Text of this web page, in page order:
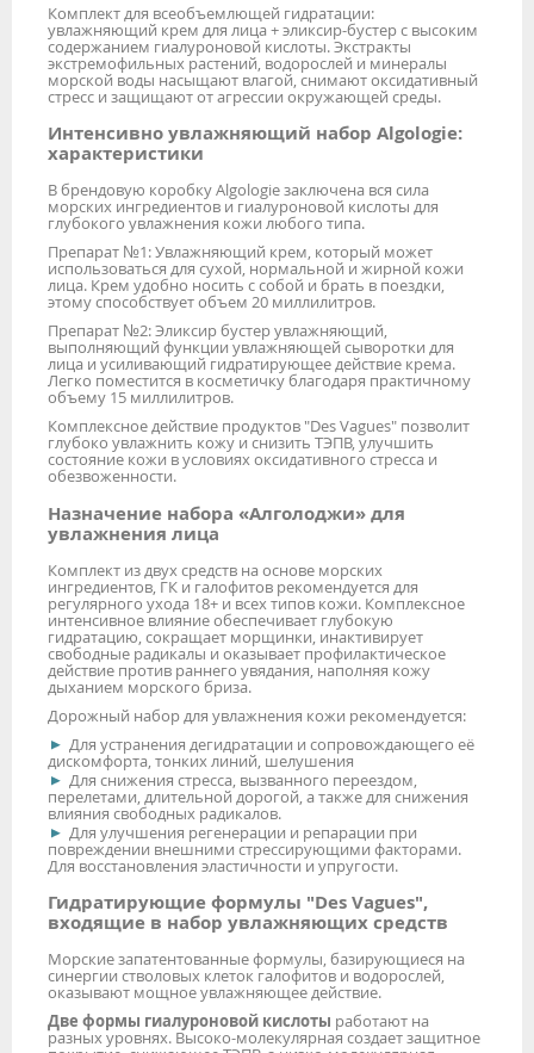
Комплект для всеобъемлющей гидратации:
увлажняющий крем для лица + эликсир-бустер с высоким
содержанием гиалуроновой кислоты. Экстракты
экстремофильных растений, водорослей и минералы
морской воды насыщают влагой, снимают оксидативный
стресс и защищают от агрессии окружающей среды.
Интенсивно увлажняющий набор Algologie:
характеристики
В брендовую коробку Algologie заключена вся сила
морских ингредиентов и гиалуроновой кислоты для
глубокого увлажнения кожи любого типа.
Препарат №1: Увлажняющий крем, который может
использоваться для сухой, нормальной и жирной кожи
лица. Крем удобно носить с собой и брать в поездки,
этому способствует объем 20 миллилитров.
Препарат №2: Эликсир бустер увлажняющий,
выполняющий функции увлажняющей сыворотки для
лица и усиливающий гидратирующее действие крема.
Легко поместится в косметичку благодаря практичному
объему 15 миллилитров.
Комплексное действие продуктов "Des Vagues" позволит
глубоко увлажнить кожу и снизить ТЭПВ, улучшить
состояние кожи в условиях оксидативного стресса и
обезвоженности.
Назначение набора «Алголоджи» для
увлажнения лица
Комплект из двух средств на основе морских
ингредиентов, ГК и галофитов рекомендуется для
регулярного ухода 18+ и всех типов кожи. Комплексное
интенсивное влияние обеспечивает глубокую
гидратацию, сокращает морщинки, инактивирует
свободные радикалы и оказывает профилактическое
действие против раннего увядания, наполняя кожу
дыханием морского бриза.
Дорожный набор для увлажнения кожи рекомендуется:
Для устранения дегидратации и сопровождающего её
дискомфорта, тонких линий, шелушения
Для снижения стресса, вызванного переездом,
перелетами, длительной дорогой, а также для снижения
влияния свободных радикалов.
Для улучшения регенерации и репарации при
повреждении внешними стрессирующими факторами.
Для восстановления эластичности и упругости.
Гидратирующие формулы "Des Vagues",
входящие в набор увлажняющих средств
Морские запатентованные формулы, базирующиеся на
синергии стволовых клеток галофитов и водорослей,
оказывают мощное увлажняющее действие.
Две формы гиалуроновой кислоты работают на
разных уровнях. Высоко-молекулярная создает защитное